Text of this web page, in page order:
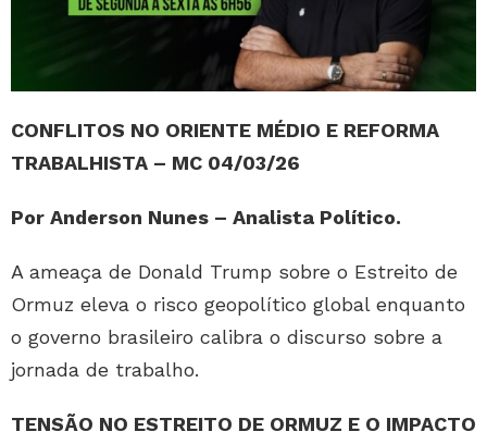
CONFLITOS NO ORIENTE MÉDIO E REFORMA
TRABALHISTA – MC 04/03/26
Por Anderson Nunes – Analista Político.
A ameaça de Donald Trump sobre o Estreito de
Ormuz eleva o risco geopolítico global enquanto
o governo brasileiro calibra o discurso sobre a
jornada de trabalho.
TENSÃO NO ESTREITO DE ORMUZ E O IMPACTO